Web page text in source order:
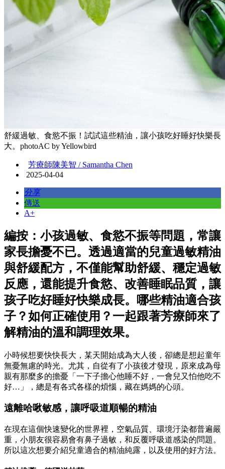
舒緩過敏、食慾不振！試試這些精油，讓小孩吃好睡好快樂長
大。photoAC by Yellowbird
芳療師陳美智 / Samantha Chen
2025-04-04
分享
傳送
A+
編按：小孩過敏、食慾不振等問題，常讓
家長擔憂不已。透過適當的兒童過敏精油
與舒緩配方，不僅能幫助舒緩、穩定過敏
反應，還能提升食慾、改善睡眠品質，讓
孩子吃好睡好快樂成長。哪些精油適合孩
子？如何正確使用？一起跟著芳療師來了
解精油的溫和調理效果。
小時候想要快快長大，某天開始成為大人後，卻總是想起童年
無憂無慮的時光。尤其，自從有了小孩後才發現，原來成為母
親有那麼多的擔憂「一下子擔心他睡不好，一會兒又怕他吃不
好…」，總是有各式各樣的煩惱，藏在媽媽的心頭。
遠離哈啾敏感，讓呼吸道順暢的精油
在現在這個快速變化的世界裡，空氣品質、環境汙染都普遍嚴
重，小朋友很容易會有鼻子過敏，和反覆呼吸道感染的問題。
所以這次想要介紹兒童適合的精油純露，以及使用的好方法。